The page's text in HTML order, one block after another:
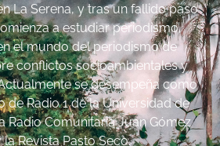
La Serena, y tras un fallido paso
a estudiar periodismo,
el mundo del periodismo de
conflictos socioambientales y
se desempeña como
de Radio 1 de la Universidad de
Radio Comunitaria Juan Gómez
la Revista Pasto Seco.